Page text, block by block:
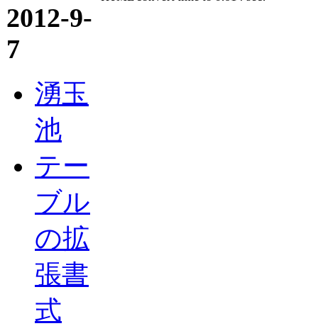
2012-9-
7
湧玉
池
テー
ブル
の拡
張書
式